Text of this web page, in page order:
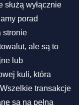
wyłącznie
porad
stronie
ale są to
lub
kuli, która
transakcje
są na pełną